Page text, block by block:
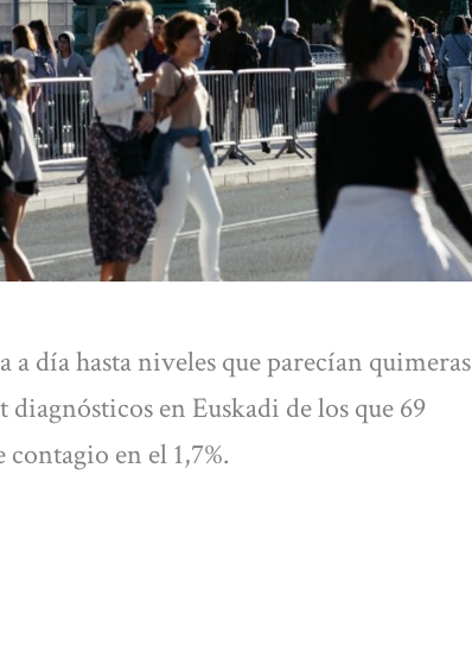
día hasta niveles que parecían quimeras
diagnósticos en Euskadi de los que 69
en el 1,7%.